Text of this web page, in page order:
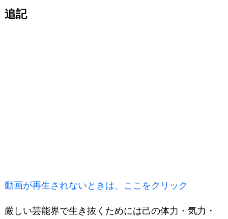
追記
動画が再生されないときは、ここをクリック
厳しい芸能界で生き抜くためには己の体力・気力・